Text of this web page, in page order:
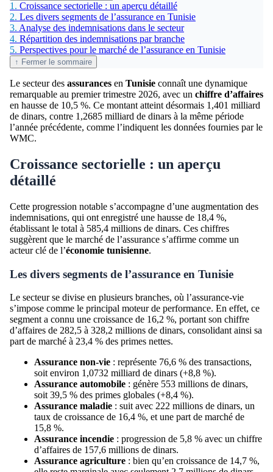
1. Croissance sectorielle : un aperçu détaillé
2. Les divers segments de l’assurance en Tunisie
3. Analyse des indemnisations dans le secteur
4. Répartition des indemnisations par branche
5. Perspectives pour le marché de l’assurance en Tunisie
↑ Fermer le sommaire
Le secteur des assurances en Tunisie connaît une dynamique
remarquable au premier trimestre 2026, avec un chiffre d’affaires
en hausse de 10,5 %. Ce montant atteint désormais 1,401 milliard
de dinars, contre 1,2685 milliard de dinars à la même période
l’année précédente, comme l’indiquent les données fournies par le
WMC.
Croissance sectorielle : un aperçu
détaillé
Cette progression notable s’accompagne d’une augmentation des
indemnisations, qui ont enregistré une hausse de 18,4 %,
établissant le total à 585,4 millions de dinars. Ces chiffres
suggèrent que le marché de l’assurance s’affirme comme un
acteur clé de l’économie tunisienne.
Les divers segments de l’assurance en Tunisie
Le secteur se divise en plusieurs branches, où l’assurance-vie
s’impose comme le principal moteur de performance. En effet, ce
segment a connu une croissance de 16,2 %, portant son chiffre
d’affaires de 282,5 à 328,2 millions de dinars, consolidant ainsi sa
part de marché à 23,4 % des primes nettes.
Assurance non-vie : représente 76,6 % des transactions,
soit environ 1,0732 milliard de dinars (+8,8 %).
Assurance automobile : génère 553 millions de dinars,
soit 39,5 % des primes globales (+8,4 %).
Assurance maladie : suit avec 222 millions de dinars, un
taux de croissance de 16,4 %, et une part de marché de
15,8 %.
Assurance incendie : progression de 5,8 % avec un chiffre
d’affaires de 157,6 millions de dinars.
Assurance agriculture : bien qu’en croissance de 14,7 %,